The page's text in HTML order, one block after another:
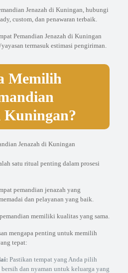
Jenazah di Kuningan, hubungi
custom, dan penawaran terbaik.
Pemandian Jenazah di Kuningan
termasuk estimasi pengiriman.
Memilih
Kuningan?
satu ritual penting dalam prosesi
pemandian jenazah yang
dan pelayanan yang baik.
memiliki kualitas yang sama.
mengapa penting untuk memilih
tepat:
Pastikan tempat yang Anda pilih
dan nyaman untuk keluarga yang